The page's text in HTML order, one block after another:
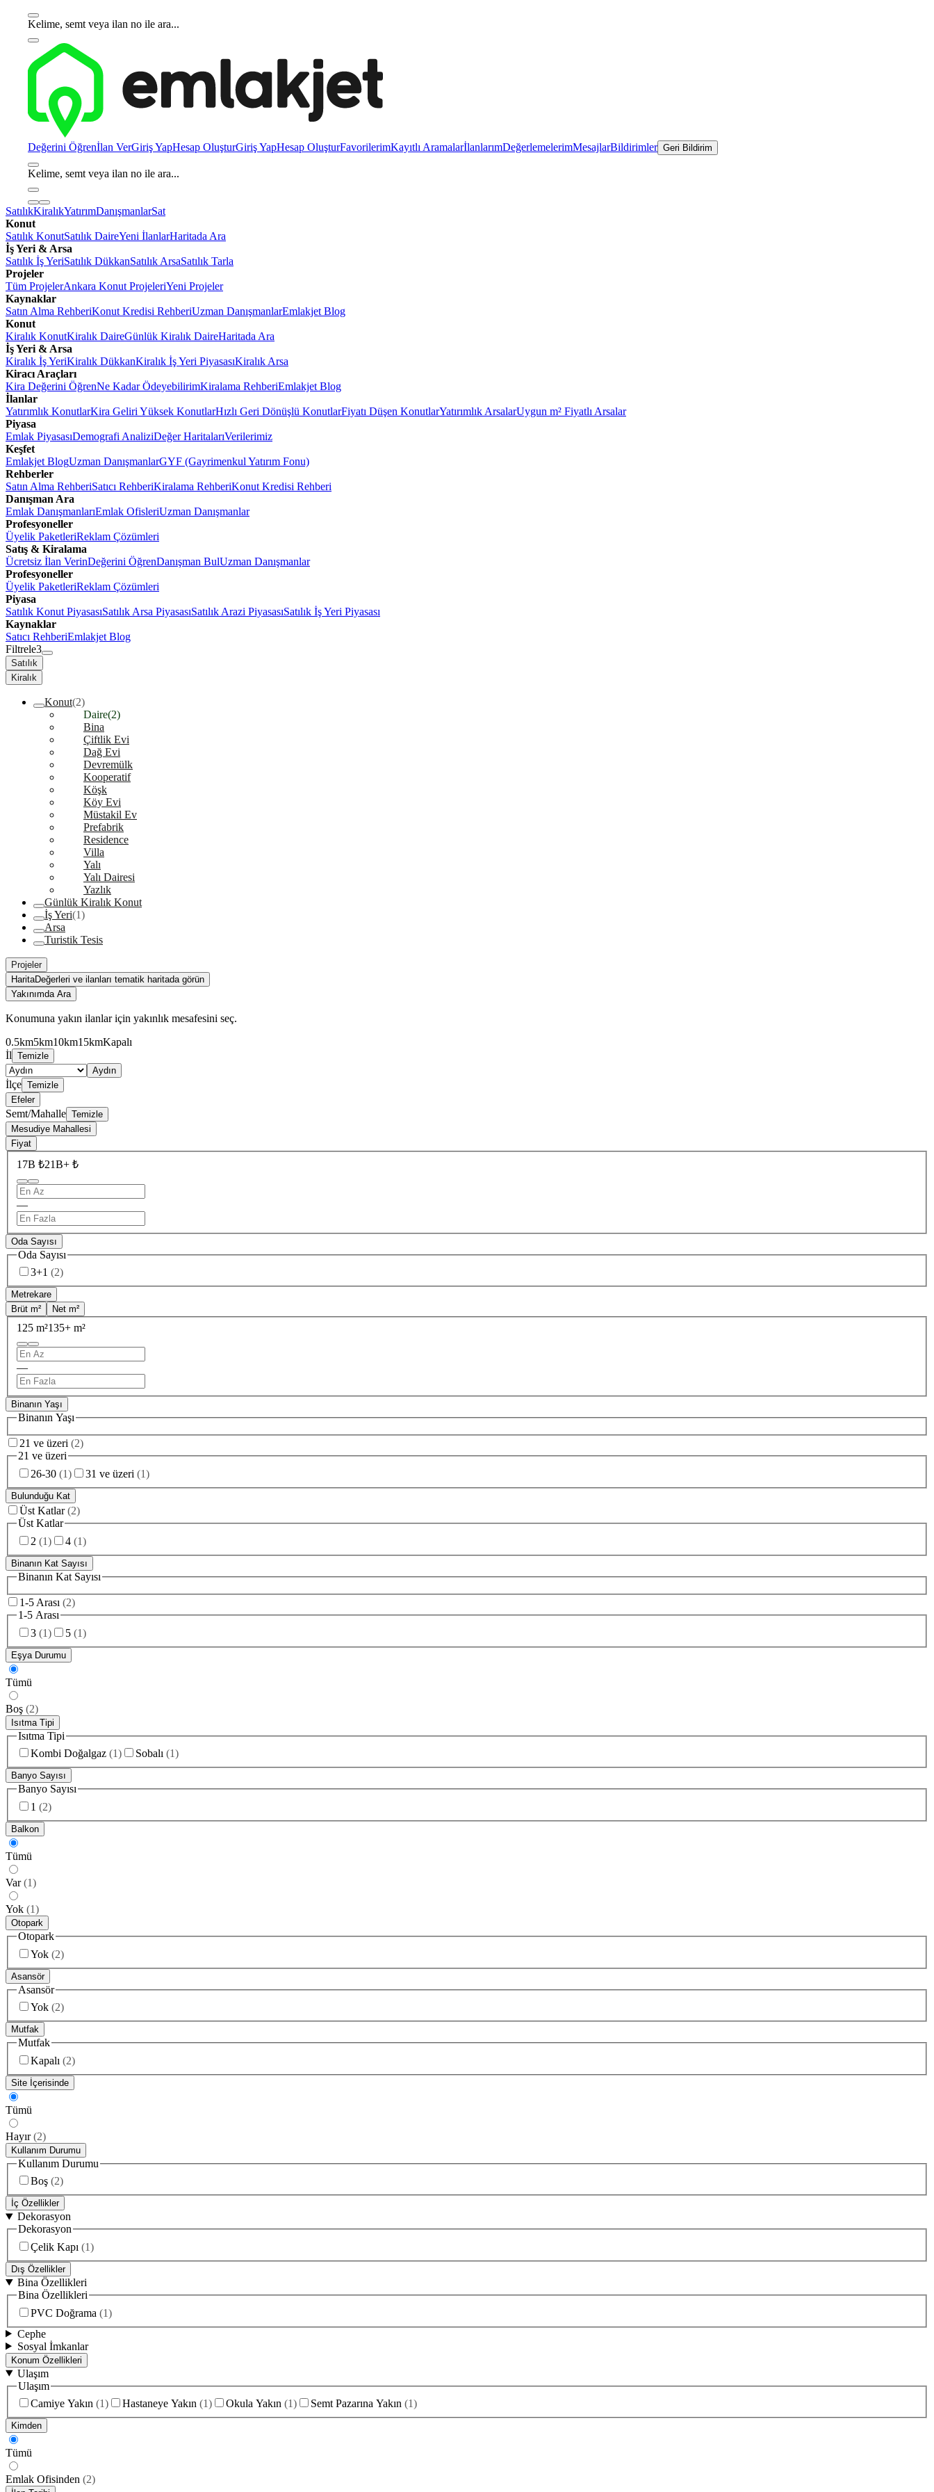
Kelime, semt veya ilan no ile ara...
Değerini Öğrenİlan VerGiriş YapHesap OluşturGiriş YapHesap OluşturFavorilerimKayıtlı AramalarİlanlarımDeğerlemelerimMesajlarBildirimler Geri Bildirim
Kelime, semt veya ilan no ile ara...
SatılıkKiralıkYatırımDanışmanlarSat
Konut
Satılık KonutSatılık DaireYeni İlanlarHaritada Ara
İş Yeri & Arsa
Satılık İş YeriSatılık DükkanSatılık ArsaSatılık Tarla
Projeler
Tüm ProjelerAnkara Konut ProjeleriYeni Projeler
Kaynaklar
Satın Alma RehberiKonut Kredisi RehberiUzman DanışmanlarEmlakjet Blog
Konut
Kiralık KonutKiralık DaireGünlük Kiralık DaireHaritada Ara
İş Yeri & Arsa
Kiralık İş YeriKiralık DükkanKiralık İş Yeri PiyasasıKiralık Arsa
Kiracı Araçları
Kira Değerini ÖğrenNe Kadar ÖdeyebilirimKiralama RehberiEmlakjet Blog
İlanlar
Yatırımlık KonutlarKira Geliri Yüksek KonutlarHızlı Geri Dönüşlü KonutlarFiyatı Düşen KonutlarYatırımlık ArsalarUygun m² Fiyatlı Arsalar
Piyasa
Emlak PiyasasıDemografi AnaliziDeğer HaritalarıVerilerimiz
Keşfet
Emlakjet BlogUzman DanışmanlarGYF (Gayrimenkul Yatırım Fonu)
Rehberler
Satın Alma RehberiSatıcı RehberiKiralama RehberiKonut Kredisi Rehberi
Danışman Ara
Emlak DanışmanlarıEmlak OfisleriUzman Danışmanlar
Profesyoneller
Üyelik PaketleriReklam Çözümleri
Satış & Kiralama
Ücretsiz İlan VerinDeğerini ÖğrenDanışman BulUzman Danışmanlar
Profesyoneller
Üyelik PaketleriReklam Çözümleri
Piyasa
Satılık Konut PiyasasıSatılık Arsa PiyasasıSatılık Arazi PiyasasıSatılık İş Yeri Piyasası
Kaynaklar
Satıcı RehberiEmlakjet Blog
Filtrele3
Satılık
Kiralık
Konut(2)
Daire(2)
Bina
Çiftlik Evi
Dağ Evi
Devremülk
Kooperatif
Köşk
Köy Evi
Müstakil Ev
Prefabrik
Residence
Villa
Yalı
Yalı Dairesi
Yazlık
Günlük Kiralık Konut
İş Yeri(1)
Arsa
Turistik Tesis
Projeler
HaritaDeğerleri ve ilanları tematik haritada görün
Yakınımda Ara
Konumuna yakın ilanlar için yakınlık mesafesini seç.
0.5km5km10km15kmKapalı
İl Temizle
Aydın
İlçe Temizle
Efeler
Semt/Mahalle Temizle
Mesudiye Mahallesi
Fiyat
17B ₺21B+ ₺
—
Oda Sayısı
Oda Sayısı
3+1 (2)
Metrekare
Brüt m²
Net m²
125 m²135+ m²
—
Binanın Yaşı
Binanın Yaşı
21 ve üzeri (2)
21 ve üzeri
26-30 (1) 31 ve üzeri (1)
Bulunduğu Kat
Üst Katlar (2)
Üst Katlar
2 (1) 4 (1)
Binanın Kat Sayısı
Binanın Kat Sayısı
1-5 Arası (2)
1-5 Arası
3 (1) 5 (1)
Eşya Durumu
Tümü
Boş (2)
Isıtma Tipi
Isıtma Tipi
Kombi Doğalgaz (1) Sobalı (1)
Banyo Sayısı
Banyo Sayısı
1 (2)
Balkon
Tümü
Var (1)
Yok (1)
Otopark
Otopark
Yok (2)
Asansör
Asansör
Yok (2)
Mutfak
Mutfak
Kapalı (2)
Site İçerisinde
Tümü
Hayır (2)
Kullanım Durumu
Kullanım Durumu
Boş (2)
İç Özellikler
Dekorasyon
Dekorasyon
Çelik Kapı (1)
Dış Özellikler
Bina Özellikleri
Bina Özellikleri
PVC Doğrama (1)
Cephe
Sosyal İmkanlar
Konum Özellikleri
Ulaşım
Ulaşım
Camiye Yakın (1) Hastaneye Yakın (1) Okula Yakın (1) Semt Pazarına Yakın (1)
Kimden
Tümü
Emlak Ofisinden (2)